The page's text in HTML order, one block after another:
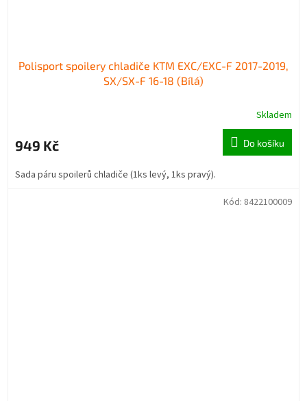
Polisport spoilery chladiče KTM EXC/EXC-F 2017-2019,
SX/SX-F 16-18 (Bílá)
Skladem
949 Kč Do košíku
Sada páru spoilerů chladiče (1ks levý, 1ks pravý).
Kód: 8422100009